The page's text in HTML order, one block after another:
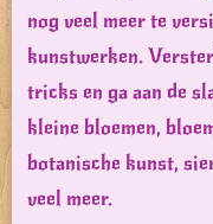
nog veel meer te
kunstwerken.
tricks en ga aan de
kleine bloemen,
botanische kunst,
veel meer.